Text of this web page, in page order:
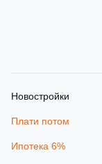
Новостройки
Плати потом
Ипотека 6%